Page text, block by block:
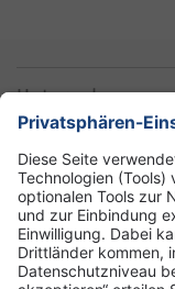
Unternehmen
Informationen
Standorte